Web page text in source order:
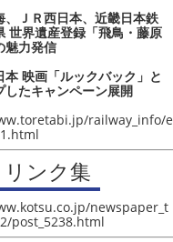
、ＪＲ西日本、近畿日本鉄
世界遺産登録「飛鳥・藤原
魅力発信
本 映画「ルックバック」と
したキャンペーン展開
railway_info/e
ンク集
newspaper_t
post_5238.html